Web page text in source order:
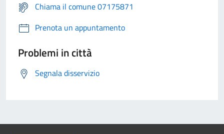
Chiama il comune 07175871
Prenota un appuntamento
Problemi in città
Segnala disservizio